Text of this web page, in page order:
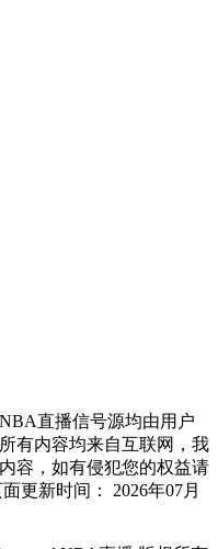
直播信号源均由用户
有内容均来自互联网，我
容，如有侵犯您的权益请
更新时间： 2026年07月